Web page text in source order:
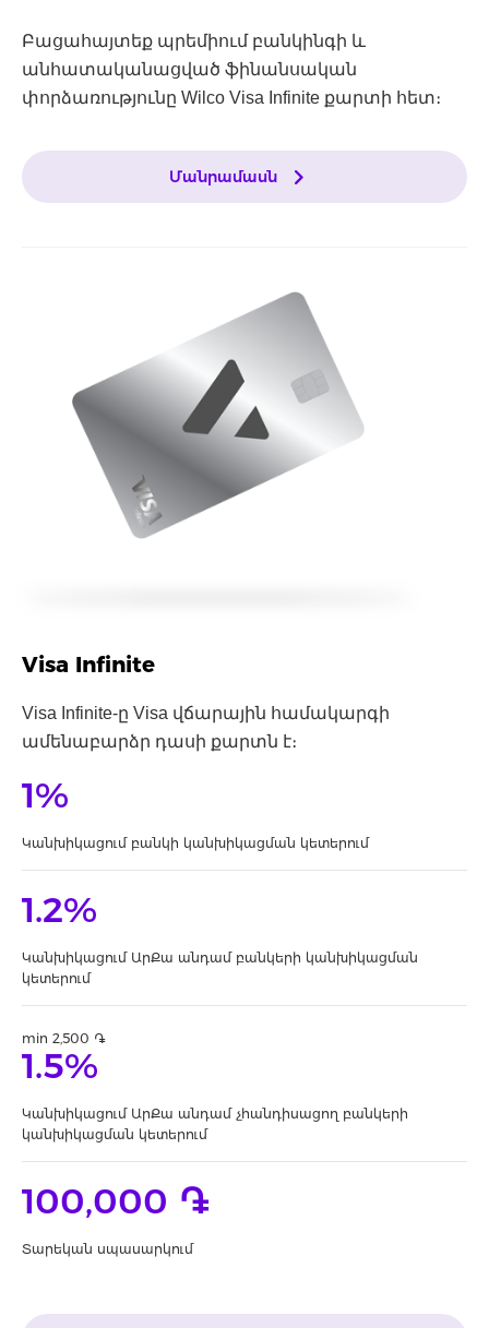
Բացահայտեք պրեմիում բանկինգի և
անհատականացված ֆինանսական
փորձառությունը Wilco Visa Infinite քարտի հետ։
Մանրամասն
Visa Infinite
Visa Infinite-ը Visa վճարային համակարգի
ամենաբարձր դասի քարտն է։
1%
Կանխիկացում բանկի կանխիկացման կետերում
1.2%
Կանխիկացում ԱրՔա անդամ բանկերի կանխիկացման
կետերում
min 2,500 ֏
1.5%
Կանխիկացում ԱրՔա անդամ չհանդիսացող բանկերի
կանխիկացման կետերում
100,000 ֏
Տարեկան սպասարկում